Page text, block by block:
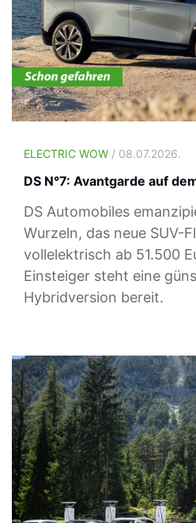
ELECTRIC WOW / 08.07.2026.
DS N°7: Avantgarde auf
DS Automobiles
Wurzeln, das neue SUV-
vollelektrisch ab 51.500
Einsteiger steht eine
Hybridversion bereit.